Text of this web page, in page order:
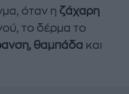
όταν η ζάχαρη
το δέρμα το
θαμπάδα και